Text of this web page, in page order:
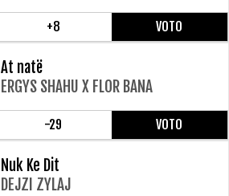
+8 VOTO
At natë
ERGYS SHAHU X FLOR BANA
-29 VOTO
Nuk Ke Dit
DEJZI ZYLAJ